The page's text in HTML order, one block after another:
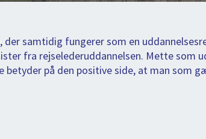
der samtidig fungerer som en
fra rejselederuddannelsen. Mette som
betyder på den positive side, at man som